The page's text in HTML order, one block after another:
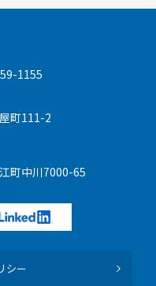
1155
町111-2
町中川7000-65
シー